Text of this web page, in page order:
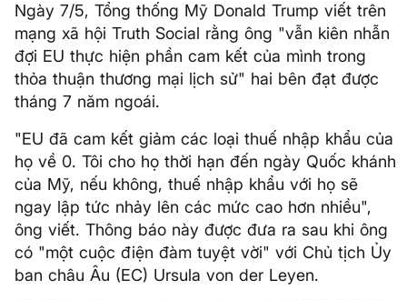
Ngày 7/5, Tổng thống Mỹ Donald Trump viết trên
mạng xã hội Truth Social rằng ông "vẫn kiên nhẫn
đợi EU thực hiện phần cam kết của mình trong
thỏa thuận thương mại lịch sử" hai bên đạt được
tháng 7 năm ngoái.
"EU đã cam kết giảm các loại thuế nhập khẩu của
họ về 0. Tôi cho họ thời hạn đến ngày Quốc khánh
của Mỹ, nếu không, thuế nhập khẩu với họ sẽ
ngay lập tức nhảy lên các mức cao hơn nhiều",
ông viết. Thông báo này được đưa ra sau khi ông
có "một cuộc điện đàm tuyệt vời" với Chủ tịch Ủy
ban châu Âu (EC) Ursula von der Leyen.